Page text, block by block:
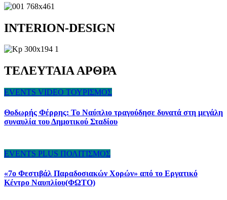
INTERION-DESIGN
ΤΕΛΕΥΤΑΙΑ ΑΡΘΡΑ
EVENTS VIDEO ΤΟΥΡΙΣΜΟΣ
Θοδωρής Φέρρης: Το Ναύπλιο τραγούδησε δυνατά στη μεγάλη
συναυλία του Δημοτικού Σταδίου
EVENTS PLUS ΠΟΛΙΤΙΣΜΟΣ
«7ο Φεστιβάλ Παραδοσιακών Χορών» από το Εργατικό
Κέντρο Ναυπλίου(ΦΩΤΟ)